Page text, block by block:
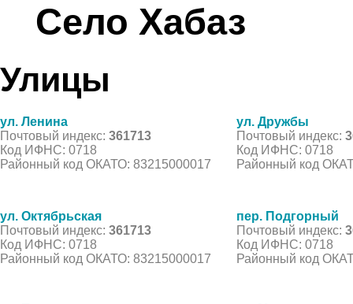
Село Хабаз
Улицы
ул. Ленина
Почтовый индекс: 361713
Код ИФНС: 0718
Районный код ОКАТО: 83215000017
ул. Дружбы
Почтовый индекс:
Код ИФНС: 0718
Районный код
ул. Октябрьская
Почтовый индекс: 361713
Код ИФНС: 0718
Районный код ОКАТО: 83215000017
пер. Подгорный
Почтовый индекс:
Код ИФНС: 0718
Районный код